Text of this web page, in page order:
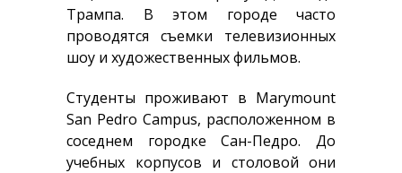
Трампа. В этом городе часто
проводятся съемки телевизионных
шоу и художественных фильмов.
Студенты проживают в Marymount
San Pedro Campus, расположенном в
соседнем городке Сан-Педро. До
учебных корпусов и столовой они